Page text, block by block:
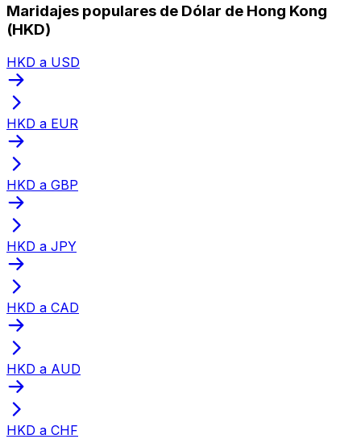
Maridajes populares de Dólar de Hong Kong
(HKD)
HKD a USD
HKD a EUR
HKD a GBP
HKD a JPY
HKD a CAD
HKD a AUD
HKD a CHF